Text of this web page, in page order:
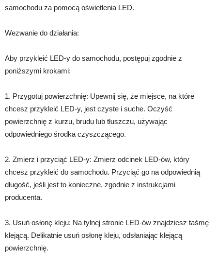
samochodu za pomocą oświetlenia LED.
Wezwanie do działania:
Aby przykleić LED-y do samochodu, postępuj zgodnie z
poniższymi krokami:
1. Przygotuj powierzchnię: Upewnij się, że miejsce, na które
chcesz przykleić LED-y, jest czyste i suche. Oczyść
powierzchnię z kurzu, brudu lub tłuszczu, używając
odpowiedniego środka czyszczącego.
2. Zmierz i przyciąć LED-y: Zmierz odcinek LED-ów, który
chcesz przykleić do samochodu. Przyciąć go na odpowiednią
długość, jeśli jest to konieczne, zgodnie z instrukcjami
producenta.
3. Usuń osłonę kleju: Na tylnej stronie LED-ów znajdziesz taśmę
klejącą. Delikatnie usuń osłonę kleju, odsłaniając klejącą
powierzchnię.